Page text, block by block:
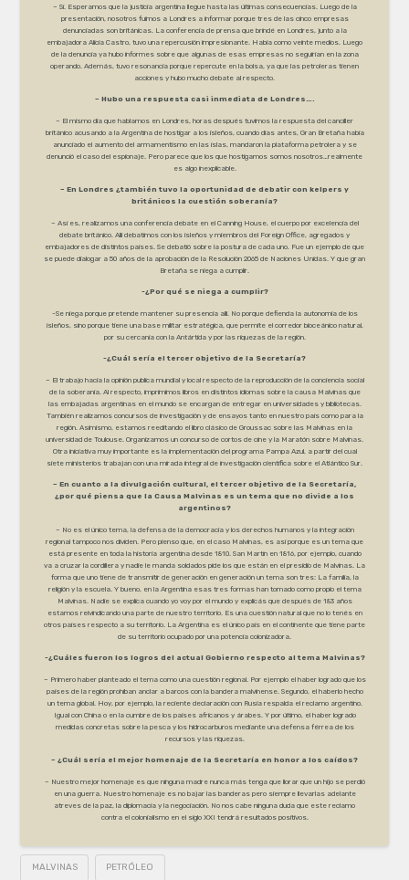
– Sí. Esperamos que la justicia argentina llegue hasta las últimas consecuencias. Luego de la
presentación, nosotros fuimos a Londres a informar porque tres de las cinco empresas
denunciadas son británicas. La conferencia de prensa que brindé en Londres, junto a la
embajadora Alicia Castro, tuvo una repercusión impresionante. Había como veinte medios. Luego
de la denuncia ya hubo informes sobre que algunas de esas empresas no seguirían en la zona
operando. Además, tuvo resonancia porque repercute en la bolsa, ya que las petroleras tienen
acciones y hubo mucho debate al respecto.
– Hubo una respuesta casi inmediata de Londres….
– El mismo día que hablamos en Londres, horas después tuvimos la respuesta del canciller
británico acusando a la Argentina de hostigar a los isleños, cuando días antes, Gran Bretaña había
anunciado el aumento del armamentismo en las islas, mandaron la plataforma petrolera y se
denunció el caso del espionaje. Pero parece que los que hostigamos somos nosotros…realmente
es algo inexplicable.
– En Londres ¿también tuvo la oportunidad de debatir con kelpers y
británicos la cuestión soberanía?
– Así es, realizamos una conferencia debate en el Canning House, el cuerpo por excelencia del
debate británico. Allí debatimos con los isleños y miembros del Foreign Office, agregados y
embajadores de distintos países. Se debatió sobre la postura de cada uno. Fue un ejemplo de que
se puede dialogar a 50 años de la aprobación de la Resolución 2065 de Naciones Unidas. Y que gran
Bretaña se niega a cumplir.
-¿Por qué se niega a cumplir?
-Se niega porque pretende mantener su presencia allí. No porque defienda la autonomía de los
isleños, sino porque tiene una base militar estratégica, que permite el corredor bioceánico natural,
por su cercanía con la Antártida y por las riquezas de la región.
-¿Cuál sería el tercer objetivo de la Secretaría?
– El trabajo hacia la opinión publica mundial y local respecto de la reproducción de la conciencia social
de la soberanía. Al respecto, imprimimos libros en distintos idiomas sobre la causa Malvinas que
las embajadas argentinas en el mundo se encargan de entregar en universidades y bibliotecas.
También realizamos concursos de investigación y de ensayos tanto en nuestro país como para la
región. Asimismo, estamos reeditando el libro clásico de Groussac sobre las Malvinas en la
universidad de Toulouse. Organizamos un concurso de cortos de cine y la Maratón sobre Malvinas.
Otra iniciativa muy importante es la implementación del programa Pampa Azul, a partir del cual
siete ministerios trabajan con una mirada integral de investigación científica sobre el Atlántico Sur.
– En cuanto a la divulgación cultural, el tercer objetivo de la Secretaría,
¿por qué piensa que la Causa Malvinas es un tema que no divide a los
argentinos?
– No es el único tema, la defensa de la democracia y los derechos humanos y la integración
regional tampoco nos dividen. Pero pienso que, en el caso Malvinas, es así porque es un tema que
está presente en toda la historia argentina desde 1810. San Martín en 1816, por ejemplo, cuando
va a cruzar la cordillera y nadie le manda soldados pide los que están en el presidio de Malvinas. La
forma que uno tiene de transmitir de generación en generación un tema son tres: La familia, la
religión y la escuela. Y bueno, en la Argentina esas tres formas han tomado como propio el tema
Malvinas. Nadie se explica cuando yo voy por el mundo y explicás que después de 183 años
estamos reivindicando una parte de nuestro territorio. Es una cuestión natural que no lo tenés en
otros países respecto a su territorio. La Argentina es el único país en el continente que tiene parte
de su territorio ocupado por una potencia colonizadora.
-¿Cuáles fueron los logros del actual Gobierno respecto al tema Malvinas?
– Primero haber planteado el tema como una cuestión regional. Por ejemplo el haber logrado que los
países de la región prohíban anclar a barcos con la bandera malvinense. Segundo, el haberlo hecho
un tema global. Hoy, por ejemplo, la reciente declaración con Rusia respalda el reclamo argentino.
Igual con China o en la cumbre de los países africanos y árabes. Y por último, el haber logrado
medidas concretas sobre la pesca y los hidrocarburos mediante una defensa férrea de los
recursos y las riquezas.
– ¿Cuál sería el mejor homenaje de la Secretaría en honor a los caídos?
– Nuestro mejor homenaje es que ninguna madre nunca más tenga que llorar que un hijo se perdió
en una guerra. Nuestro homenaje es no bajar las banderas pero siempre llevarlas adelante
atreves de la paz, la diplomacia y la negociación. No nos cabe ninguna duda que este reclamo
contra el colonialismo en el siglo XXI tendrá resultados positivos.
MALVINAS PETRÓLEO